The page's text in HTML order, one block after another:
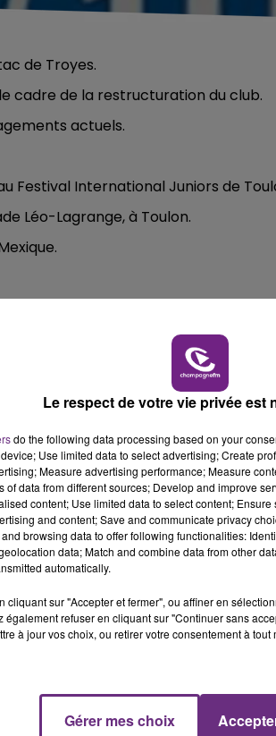
LA FAMILLE
de Troyes.
cadre de la restructuration du club.
actuels.
Festival International Juniors de
Léo-Lagrange, à Toulon.
LE MAGASIN JOUÉCLUB
SES PORTES
C'était l'une des institutions
rémois. Le magasin JouéClub
Le respect de votre vie privée est
do the following data processing based on your
Use limited data to select advertising; Create
Measure advertising performance; Measure
of data from different sources; Develop and improve
content; Use limited data to select content;
and content; Save and communicate privacy
browsing data to offer following functionalities:
data; Match and combine data from other
automatically.
cliquant sur "Accepter et fermer", ou affiner en
également refuser en cliquant sur "Continuer sans
à jour vos choix, ou retirer votre consentement à
Gérer mes choix